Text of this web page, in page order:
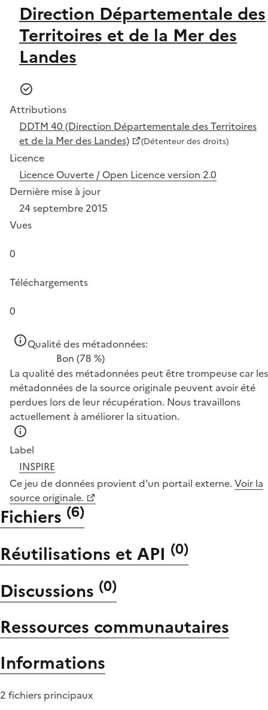
Direction Départementale des
Territoires et de la Mer des
Landes
Attributions
DDTM 40 (Direction Départementale des Territoires
et de la Mer des Landes)
(Détenteur des droits)
Licence
Licence Ouverte / Open Licence version 2.0
Dernière mise à jour
24 septembre 2015
Vues
0
Téléchargements
0
Qualité des métadonnées:
Bon (78 %)
La qualité des métadonnées peut être trompeuse car les
métadonnées de la source originale peuvent avoir été
perdues lors de leur récupération. Nous travaillons
actuellement à améliorer la situation.
Label
INSPIRE
Ce jeu de données provient d'un portail externe. Voir la
source originale.
Fichiers (6)
Réutilisations et API (0)
Discussions (0)
Ressources communautaires
Informations
2 fichiers principaux